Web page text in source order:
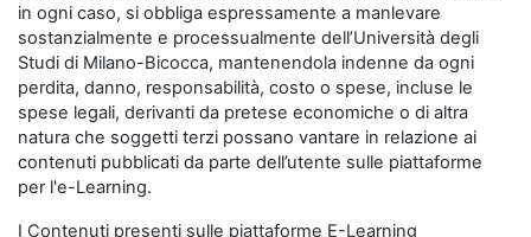
in ogni caso, si obbliga espressamente a manlevare
sostanzialmente e processualmente dell’Università degli
Studi di Milano-Bicocca, mantenendola indenne da ogni
perdita, danno, responsabilità, costo o spese, incluse le
spese legali, derivanti da pretese economiche o di altra
natura che soggetti terzi possano vantare in relazione ai
contenuti pubblicati da parte dell’utente sulle piattaforme
per l'e-Learning.
I Contenuti presenti sulle piattaforme E-Learning